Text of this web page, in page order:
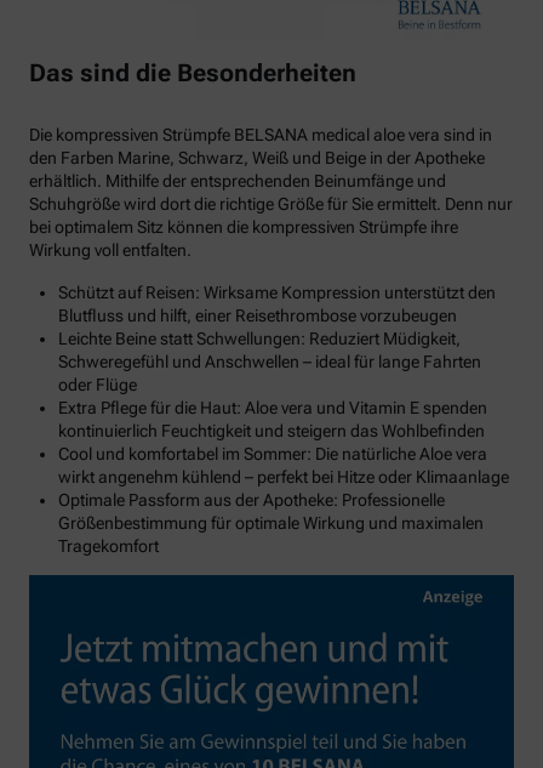
Das sind die Besonderheiten
Die kompressiven Strümpfe BELSANA medical aloe vera sind in
den Farben Marine, Schwarz, Weiß und Beige in der Apotheke
erhältlich. Mithilfe der entsprechenden Beinumfänge und
Schuhgröße wird dort die richtige Größe für Sie ermittelt. Denn nur
bei optimalem Sitz können die kompressiven Strümpfe ihre
Wirkung voll entfalten.
Schützt auf Reisen: Wirksame Kompression unterstützt den
Blutfluss und hilft, einer Reisethrombose vorzubeugen
Leichte Beine statt Schwellungen: Reduziert Müdigkeit,
Schweregefühl und Anschwellen – ideal für lange Fahrten
oder Flüge
Extra Pflege für die Haut: Aloe vera und Vitamin E spenden
kontinuierlich Feuchtigkeit und steigern das Wohlbefinden
Cool und komfortabel im Sommer: Die natürliche Aloe vera
wirkt angenehm kühlend – perfekt bei Hitze oder Klimaanlage
Optimale Passform aus der Apotheke: Professionelle
Größenbestimmung für optimale Wirkung und maximalen
Tragekomfort